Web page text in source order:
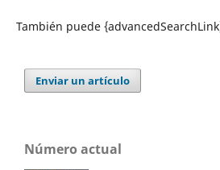
También puede
Enviar un artículo
Número actual